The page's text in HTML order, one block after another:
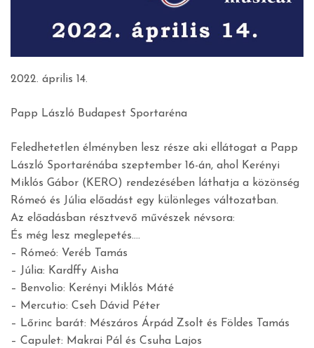
2022. április 14.
Papp László Budapest Sportaréna
Feledhetetlen élményben lesz része aki ellátogat a Papp
László Sportarénába szeptember 16-án, ahol Kerényi
Miklós Gábor (KERO) rendezésében láthatja a közönség
Rómeó és Júlia előadást egy különleges változatban.
Az előadásban résztvevő művészek névsora:
És még lesz meglepetés….
– Rómeó: Veréb Tamás
– Júlia: Kardffy Aisha
– Benvolio: Kerényi Miklós Máté
– Mercutio: Cseh Dávid Péter
– Lőrinc barát: Mészáros Árpád Zsolt és Földes Tamás
– Capulet: Makrai Pál és Csuha Lajos